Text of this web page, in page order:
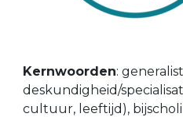
Kernwoorden:
deskundigheid/
cultuur, leeftijd),